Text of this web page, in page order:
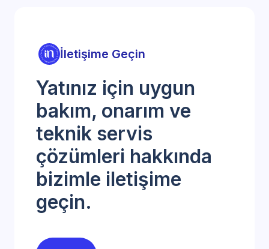
İletişime Geçin
Yatınız için uygun
bakım, onarım ve
teknik servis
çözümleri hakkında
bizimle iletişime
geçin.